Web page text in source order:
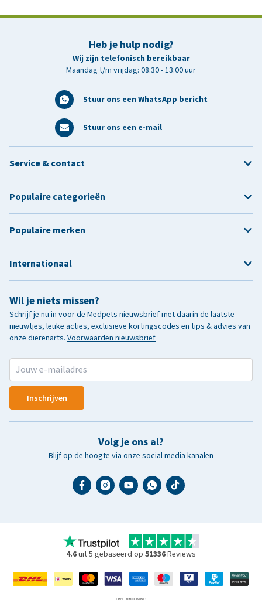
Heb je hulp nodig?
Wij zijn telefonisch bereikbaar
Maandag t/m vrijdag: 08:30 - 13:00 uur
Stuur ons een WhatsApp bericht
Stuur ons een e-mail
Wil je niets missen?
Schrijf je nu in voor de Medpets nieuwsbrief met daarin de laatste
nieuwtjes, leuke acties, exclusieve kortingscodes en tips & advies van
onze dierenarts. Voorwaarden nieuwsbrief
Inschrijven
Volg je ons al?
Blijf op de hoogte via onze social media kanalen
Service & contact
Populaire categorieën
Populaire merken
Internationaal
4.6uit 5 gebaseerd op 51336Reviews